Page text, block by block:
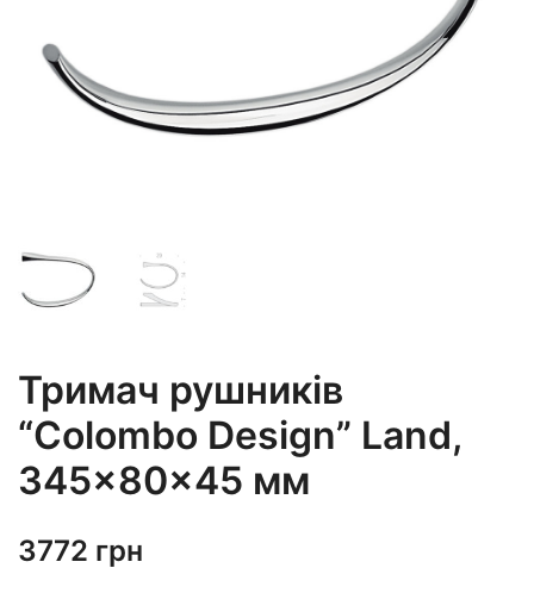
Тримач рушників
“Colombo Design” Land,
345×80×45 мм
3772 грн